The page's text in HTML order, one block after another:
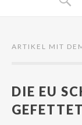
ARTIKEL MIT
DIE EU